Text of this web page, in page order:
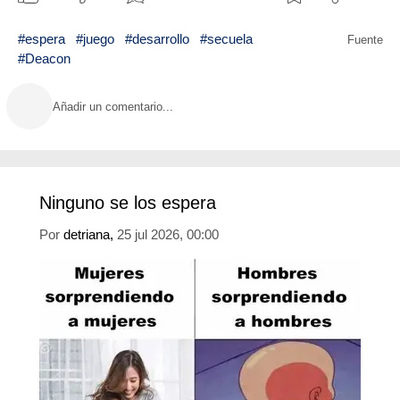
#espera #juego #desarrollo
#secuela
#Deacon
Fuente
Añadir un comentario...
Por detriana, 25 jul 2026, 00:00